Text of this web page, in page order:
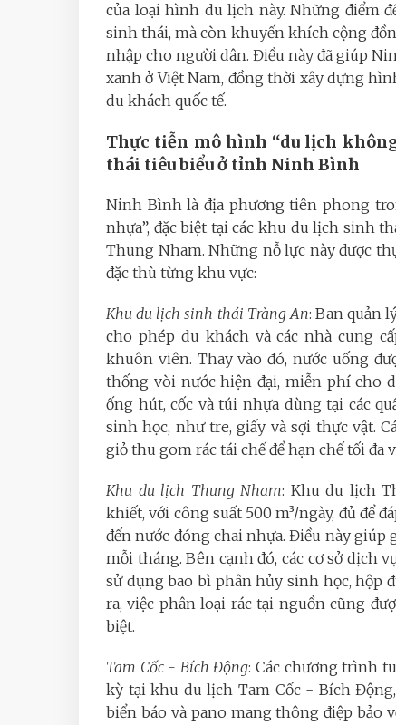
của loại hình du lịch này. Những điểm
sinh thái, mà còn khuyến khích cộng
nhập cho người dân. Điều này đã giúp
xanh ở Việt Nam, đồng thời xây dựng
du khách quốc tế.
Thực tiễn mô hình “du lịch
thái tiêu biểu ở tỉnh Ninh Bình
Ninh Bình là địa phương tiên phong
nhựa”, đặc biệt tại các khu du lịch sinh
Thung Nham. Những nỗ lực này được
đặc thù từng khu vực:
Khu du lịch sinh thái Tràng An: Ban quản
cho phép du khách và các nhà cung
khuôn viên. Thay vào đó, nước uống
thống vòi nước hiện đại, miễn phí cho
ống hút, cốc và túi nhựa dùng tại các
sinh học, như tre, giấy và sợi thực vật.
giỏ thu gom rác tái chế để hạn chế tối đa
Khu du lịch Thung Nham: Khu du lịch
khiết, với công suất 500 m³/ngày, đủ để
đến nước đóng chai nhựa. Điều này
mỗi tháng. Bên cạnh đó, các cơ sở dịch
sử dụng bao bì phân hủy sinh học, hộp
ra, việc phân loại rác tại nguồn cũng
biệt.
Tam Cốc - Bích Động: Các chương trình
kỳ tại khu du lịch Tam Cốc - Bích
biển báo và pano mang thông điệp bảo